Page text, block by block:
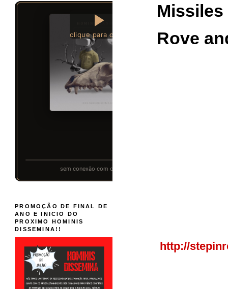
Missiles
Rove
http://
PROMOÇÃO DE FINAL DE
ANO E INICIO DO
PROXIMO HOMINIS
DISSEMINA!!